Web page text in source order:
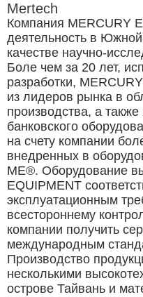
Mertech
Компания MERCURY
деятельность в
качестве научно-
Боле чем за 20 лет,
разработки,
из лидеров рынка в
производства, а
банковского
на счету компании
внедренных в
ME®. Оборудование
EQUIPMENT
эксплуатационным
всестороннему
компании получить
международным
Производство
несколькими
острове Тайвань и